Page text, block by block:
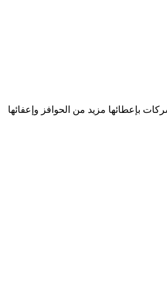
بإعطائها مزيد من الحوافز وإعفائها